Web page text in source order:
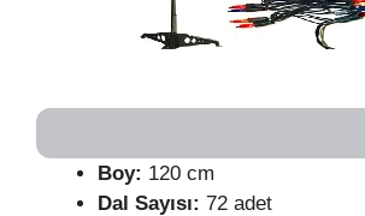
Boy: 120 cm
Dal Sayısı: 72 adet